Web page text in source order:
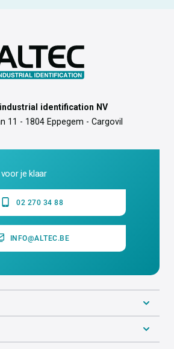
identification NV
voor je klaar